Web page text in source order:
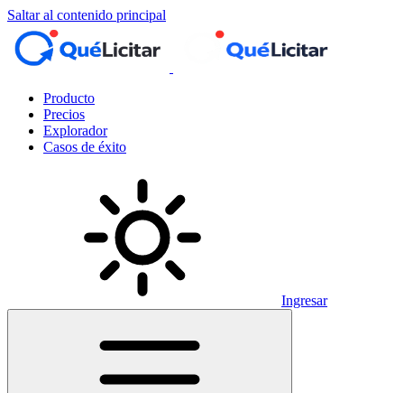
Saltar al contenido principal
Producto
Precios
Explorador
Casos de éxito
Ingresar